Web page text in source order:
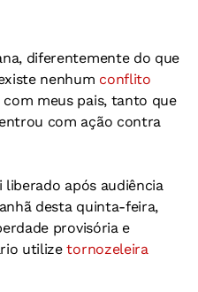
diferentemente do que
nenhum conflito
meus pais, tanto que
com ação contra
liberado após audiência
desta quinta-feira,
provisória e
utilizetornozeleira